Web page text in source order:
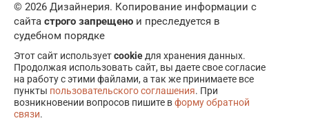
© 2026 Дизайнерия. Копирование информации с
сайта строго запрещено и преследуется в
судебном порядке
Этот сайт используетcookieдля хранения данных.
Продолжая использовать сайт, вы даете свое согласие
на работу с этими файлами, а так же принимаете все
пункты пользовательского соглашения. При
возникновении вопросов пишите вформу обратной
связи.